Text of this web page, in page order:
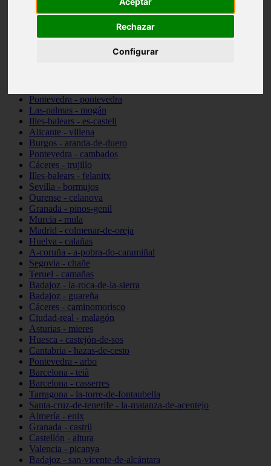
Rechazar
Configurar
Castellón - peñíscola
Illes-balears - sant-josep-de-sa-talaia
Pontevedra - pontevedra
Las-palmas - mogán
Illes-balears - es-castell
Alicante - villena
Burgos - aranda-de-duero
Pontevedra - cambados
Cáceres - trujillo
Illes-balears - felanitx
Sevilla - bormujos
Ourense - celanova
Granada - pinos-genil
Murcia - mula
Madrid - colmenar-de-oreja
Huelva - calañas
A-coruña - a-pobra-do-caramiñal
Segovia - chañe
Teruel - camañas
Badajoz - la-roca-de-la-sierra
Badajoz - guareña
Cáceres - caminomorisco
Ciudad-real - malagón
Asturias - mieres
Huesca - castejón-de-sos
Cantabria - hazas-de-cesto
Pontevedra - arbo
Barcelona - teià
Barcelona - casserres
Tarragona - la-torre-de-fontaubella
Santa-cruz-de-tenerife - la-matanza-de-acentejo
Almería - enix
Granada - castril
Castellón - altura
Valencia - picanya
Badajoz - san-vicente-de-alcántara